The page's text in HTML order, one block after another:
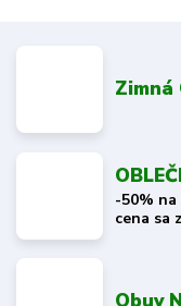
Zimná
-50%
cena sa
Obuv